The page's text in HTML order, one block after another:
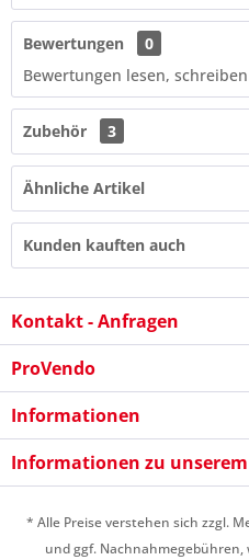
Ich habe die
Bewertungen
0
Bewertungen lesen,
Zubehör 3
Ähnliche Artikel
Kunden kauften auch
Kontakt - Anfragen
ProVendo
Informationen
Informationen zu
* Alle Preise verstehen sich zzgl.
und ggf.